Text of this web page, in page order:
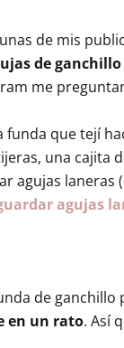
de mis
de ganchillo
me
funda que tejí
una cajita
agujas laneras
agujas
de ganchillo
en un rato. Así